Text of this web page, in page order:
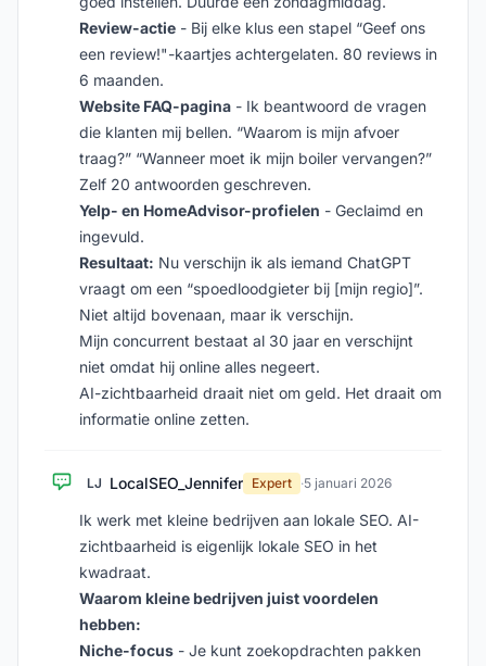
Review-actie - Bij elke klus een stapel “Geef ons
een review!"-kaartjes achtergelaten. 80 reviews in
6 maanden.
Website FAQ-pagina - Ik beantwoord de vragen
die klanten mij bellen. “Waarom is mijn afvoer
traag?” “Wanneer moet ik mijn boiler vervangen?”
Zelf 20 antwoorden geschreven.
Yelp- en HomeAdvisor-profielen - Geclaimd en
ingevuld.
Resultaat: Nu verschijn ik als iemand ChatGPT
vraagt om een “spoedloodgieter bij [mijn regio]”.
Niet altijd bovenaan, maar ik verschijn.
Mijn concurrent bestaat al 30 jaar en verschijnt
niet omdat hij online alles negeert.
AI-zichtbaarheid draait niet om geld. Het draait om
informatie online zetten.
LJ LocalSEO_Jennifer Expert ·5 januari 2026
Ik werk met kleine bedrijven aan lokale SEO. AI-
zichtbaarheid is eigenlijk lokale SEO in het
kwadraat.
Waarom kleine bedrijven juist voordelen
hebben:
Niche-focus - Je kunt zoekopdrachten pakken